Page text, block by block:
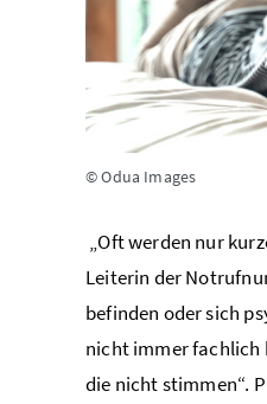
© Odua Images
„Oft werden nur
Leiterin der
befinden oder sich
nicht immer fachlich
die nicht stimmen“.